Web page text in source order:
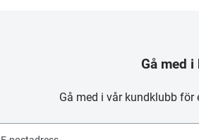
Gå med
Gå med i vår kundklubb för